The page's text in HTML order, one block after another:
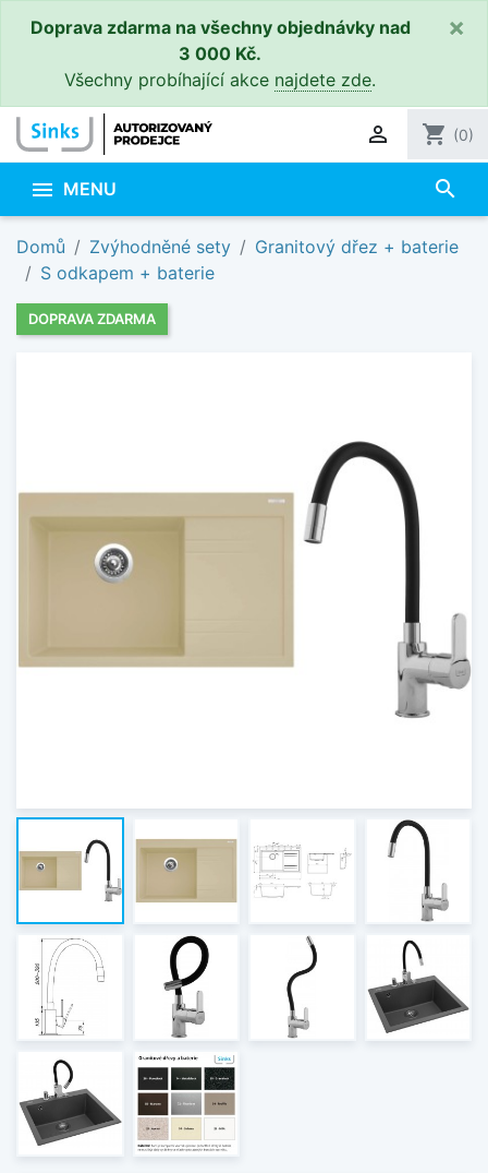
Doprava zdarma na všechny objednávky nad
3 000 Kč.
Všechny probíhající akce najdete zde.
×
 shopping_cart (0)
 MENU search
Domů Zvýhodněné sety
Granitový dřez + baterie
S odkapem + baterie
DOPRAVA ZDARMA